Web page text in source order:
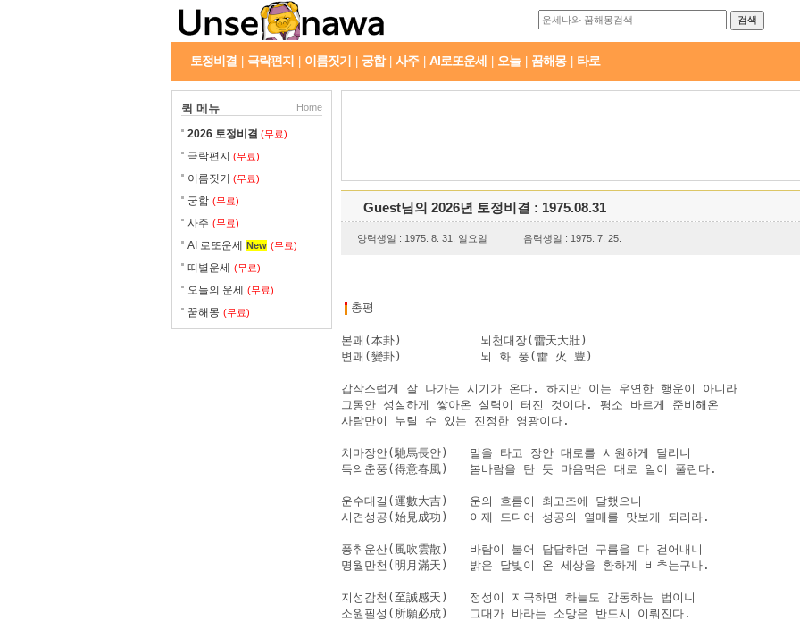
토정비결 극락편지 이름짓기 궁합 사주 AI로또운세 오늘 꿈해몽 타로
퀵 메뉴 Home
2026 토정비결 (무료)
극락편지 (무료)
이름짓기 (무료)
궁합 (무료)
사주 (무료)
AI 로또운세 New (무료)
띠별운세 (무료)
오늘의 운세 (무료)
꿈해몽 (무료)
Guest님의 2026년 토정비결 : 1975.08.31
양력생일 : 1975. 8. 31. 일요일 음력생일 : 1975. 7. 25.
총평
본괘(本卦)           뇌천대장(雷天大壯)
변괘(變卦)           뇌 화 풍(雷 火 豊)
갑작스럽게 잘 나가는 시기가 온다. 하지만 이는 우연한 행운이 아니라
그동안 성실하게 쌓아온 실력이 터진 것이다. 평소 바르게 준비해온
사람만이 누릴 수 있는 진정한 영광이다.
치마장안(馳馬長안)   말을 타고 장안 대로를 시원하게 달리니
득의춘풍(得意春風)   봄바람을 탄 듯 마음먹은 대로 일이 풀린다.
운수대길(運數大吉)   운의 흐름이 최고조에 달했으니
시견성공(始見成功)   이제 드디어 성공의 열매를 맛보게 되리라.
풍취운산(風吹雲散)   바람이 불어 답답하던 구름을 다 걷어내니
명월만천(明月滿天)   밝은 달빛이 온 세상을 환하게 비추는구나.
지성감천(至誠感天)   정성이 지극하면 하늘도 감동하는 법이니
소원필성(所願必成)   그대가 바라는 소망은 반드시 이뤄진다.